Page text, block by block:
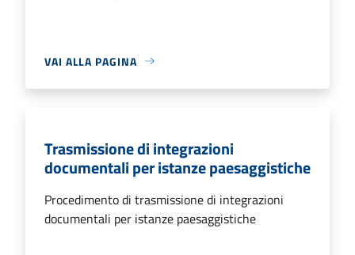
VAI ALLA PAGINA
Trasmissione di integrazioni
documentali per istanze paesaggistiche
Procedimento di trasmissione di integrazioni
documentali per istanze paesaggistiche